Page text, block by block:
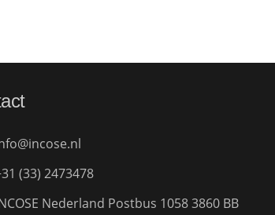
(33) 2473478
Nederland Postbus 1058 3860 BB